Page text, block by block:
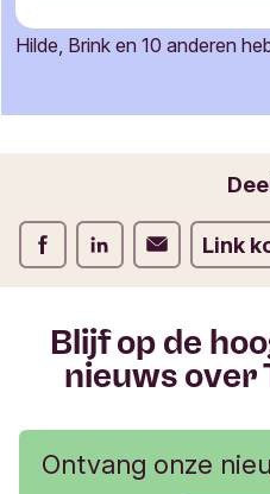
c
e
m
u
l
Hilde, Brink en 10 anderen
Deel op Facebook
Deel op LinkedIn
Deel opLink
Blijf op de
nieuws over
Ontvang onze